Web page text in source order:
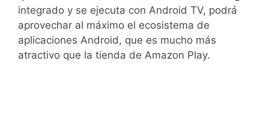
integrado y se ejecuta con Android TV, podrá
aprovechar al máximo el ecosistema de
aplicaciones Android, que es mucho más
atractivo que la tienda de Amazon Play.